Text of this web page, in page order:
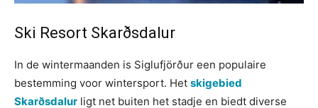
Ski Resort Skarðsdalur
In de wintermaanden is Siglufjörður een populaire
bestemming voor wintersport. Het skigebied
Skarðsdalur ligt net buiten het stadje en biedt diverse